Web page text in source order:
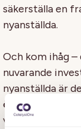
säkerställa en
nyanställda.
Och kom ihåg
nuvarande
nyanställda är
önska dig. De
vänner! (alla